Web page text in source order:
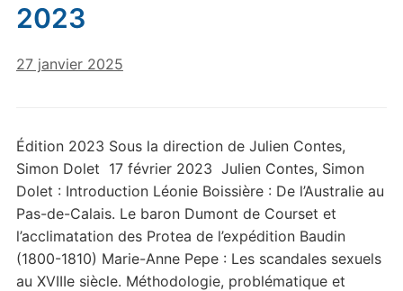
2023
27 janvier 2025
Édition 2023 Sous la direction de Julien Contes,
Simon Dolet 17 février 2023 Julien Contes, Simon
Dolet : Introduction Léonie Boissière : De l’Australie au
Pas-de-Calais. Le baron Dumont de Courset et
l’acclimatation des Protea de l’expédition Baudin
(1800-1810) Marie-Anne Pepe : Les scandales sexuels
au XVIIIe siècle. Méthodologie, problématique et